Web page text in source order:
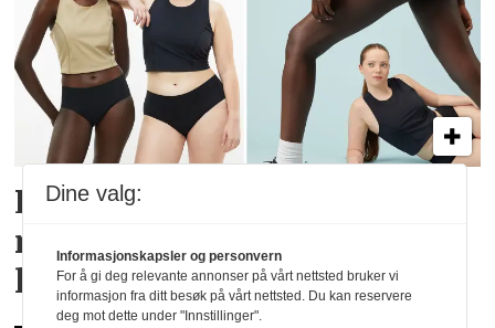
Lindex og Mammut lanserer
menstruse for en aktiv
livsstil
Dine valg:
Informasjonskapsler og personvern
For å gi deg relevante annonser på vårt nettsted bruker vi
informasjon fra ditt besøk på vårt nettsted. Du kan reservere
deg mot dette under "Innstillinger".